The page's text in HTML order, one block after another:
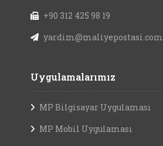
+90 312 425 98 19
yardim@maliyepostasi.com
Uygulamalarımız
MP Bilgisayar Uygulaması
MP Mobil Uygulaması